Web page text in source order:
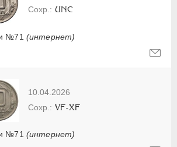
№71 (интернет)
UNC
10.04.2026
№71 (интернет)
VF-XF